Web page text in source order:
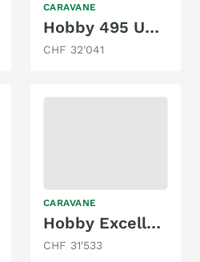
CARAVANE
Hobby 495 UL Excellent Edition
CHF 32'041
CARAVANE
Hobby Excellent Edition 460 UFe
CHF 31'533